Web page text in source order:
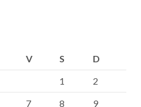
V S
D
1
2
7 8 9